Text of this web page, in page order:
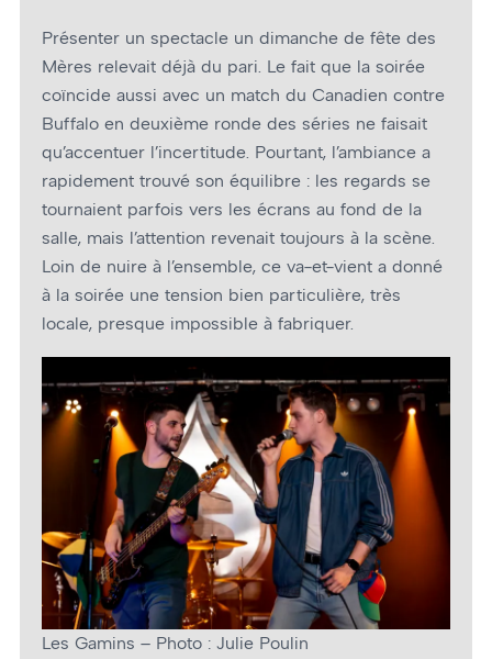
Présenter un spectacle un dimanche de fête des
Mères relevait déjà du pari. Le fait que la soirée
coïncide aussi avec un match du Canadien contre
Buffalo en deuxième ronde des séries ne faisait
qu’accentuer l’incertitude. Pourtant, l’ambiance a
rapidement trouvé son équilibre : les regards se
tournaient parfois vers les écrans au fond de la
salle, mais l’attention revenait toujours à la scène.
Loin de nuire à l’ensemble, ce va-et-vient a donné
à la soirée une tension bien particulière, très
locale, presque impossible à fabriquer.
Les Gamins – Photo : Julie Poulin